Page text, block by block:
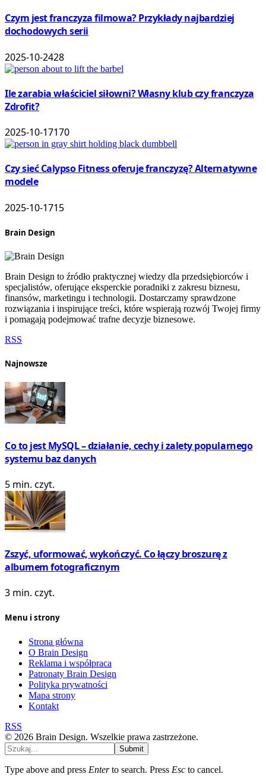
Czym jest franczyza filmowa? Przykłady najbardziej
dochodowych serii
2025-10-2428
Ile zarabia właściciel siłowni? Własny klub czy franczyza
Zdrofit?
2025-10-17170
Czy sieć Calypso Fitness oferuje franczyzę? Alternatywne
modele
2025-10-1715
Brain Design
Brain Design to źródło praktycznej wiedzy dla przedsiębiorców i
specjalistów, oferujące eksperckie poradniki z zakresu biznesu,
finansów, marketingu i technologii. Dostarczamy sprawdzone
rozwiązania i inspirujące treści, które wspierają rozwój Twojej firmy
i pomagają podejmować trafne decyzje biznesowe.
RSS
Najnowsze
Co to jest MySQL – działanie, cechy i zalety popularnego
systemu baz danych
5 min. czyt.
Zszyć, uformować, wykończyć. Co łączy broszurę z
albumem fotograficznym
3 min. czyt.
Menu i strony
Strona główna
O Brain Design
Reklama i współpraca
Patronaty Brain Design
Polityka prywatności
Mapa strony
Kontakt
RSS
© 2026 Brain Design. Wszelkie prawa zastrzeżone.
Submit
Type above and press Enterto search. Press Esc to cancel.